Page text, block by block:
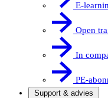
E-
Open
In
PE-
Support & advies